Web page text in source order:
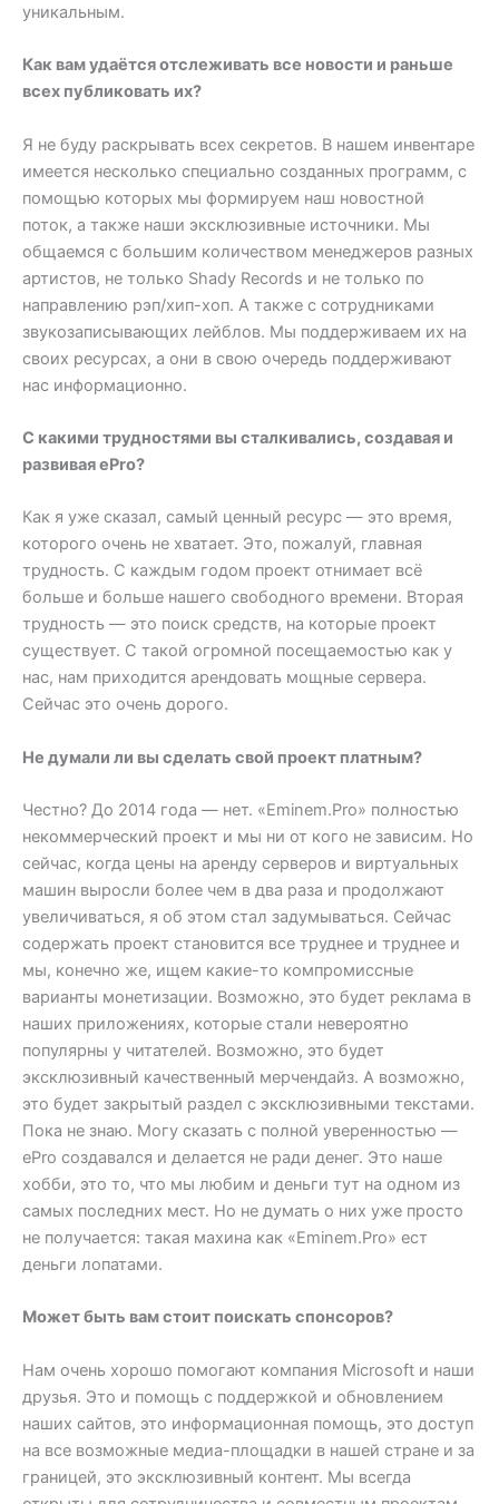
уникальным.
Как вам удаётся отслеживать все новости и раньше
всех публиковать их?
Я не буду раскрывать всех секретов. В нашем инвентаре
имеется несколько специально созданных программ, с
помощью которых мы формируем наш новостной
поток, а также наши эксклюзивные источники. Мы
общаемся с большим количеством менеджеров разных
артистов, не только Shady Records и не только по
направлению рэп/хип-хоп. А также с сотрудниками
звукозаписывающих лейблов. Мы поддерживаем их на
своих ресурсах, а они в свою очередь поддерживают
нас информационно.
С какими трудностями вы сталкивались, создавая и
развивая ePro?
Как я уже сказал, самый ценный ресурс — это время,
которого очень не хватает. Это, пожалуй, главная
трудность. С каждым годом проект отнимает всё
больше и больше нашего свободного времени. Вторая
трудность — это поиск средств, на которые проект
существует. С такой огромной посещаемостью как у
нас, нам приходится арендовать мощные сервера.
Сейчас это очень дорого.
Не думали ли вы сделать свой проект платным?
Честно? До 2014 года — нет. «Eminem.Pro» полностью
некоммерческий проект и мы ни от кого не зависим. Но
сейчас, когда цены на аренду серверов и виртуальных
машин выросли более чем в два раза и продолжают
увеличиваться, я об этом стал задумываться. Сейчас
содержать проект становится все труднее и труднее и
мы, конечно же, ищем какие-то компромиссные
варианты монетизации. Возможно, это будет реклама в
наших приложениях, которые стали невероятно
популярны у читателей. Возможно, это будет
эксклюзивный качественный мерчендайз. А возможно,
это будет закрытый раздел с эксклюзивными текстами.
Пока не знаю. Могу сказать с полной уверенностью —
ePro создавался и делается не ради денег. Это наше
хобби, это то, что мы любим и деньги тут на одном из
самых последних мест. Но не думать о них уже просто
не получается: такая махина как «Eminem.Pro» ест
деньги лопатами.
Может быть вам стоит поискать спонсоров?
Нам очень хорошо помогают компания Microsoft и наши
друзья. Это и помощь с поддержкой и обновлением
наших сайтов, это информационная помощь, это доступ
на все возможные медиа-площадки в нашей стране и за
границей, это эксклюзивный контент. Мы всегда